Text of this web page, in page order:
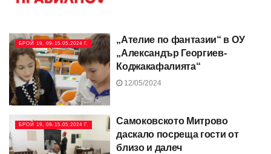
БРОЙ 19, 09-15.05.2024 Г.
„Ателие по фантазии“ в ОУ
„Александър Георгиев-
Коджакафалията“
12/05/2024
БРОЙ 19, 09-15.05.2024 Г.
Самоковското Митрово
даскало посреща гости от
близо и далеч